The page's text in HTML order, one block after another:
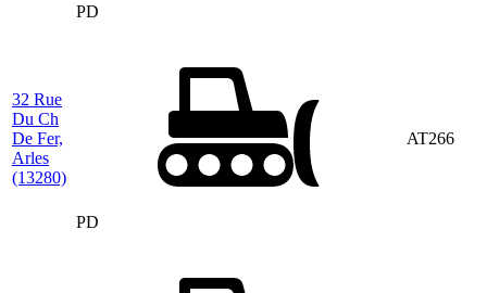
PD
32 Rue
Du Ch
De Fer,
Arles
(13280)
PD
AT266